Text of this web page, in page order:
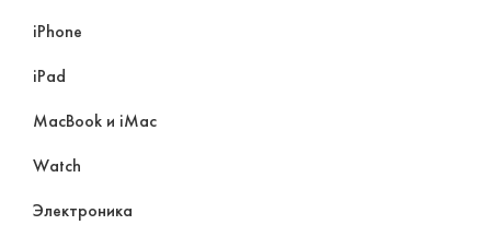
iPhone
iPad
MacBook и iMac
Watch
Электроника